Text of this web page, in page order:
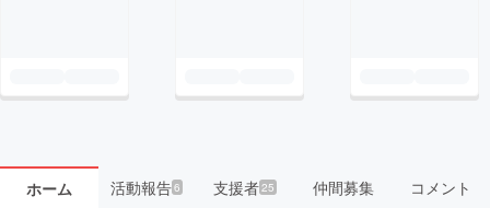
ホーム 活動報告6 支援者25 仲間募集 コメント